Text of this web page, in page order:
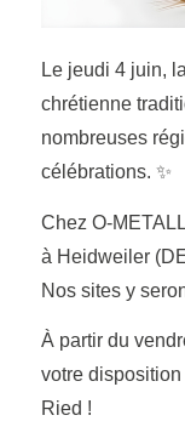
Le jeudi 4 juin,
chrétienne
nombreuses
célébrations. ✨
Chez O-
à Heidweiler
Nos sites y
À partir du
votre
Ried !